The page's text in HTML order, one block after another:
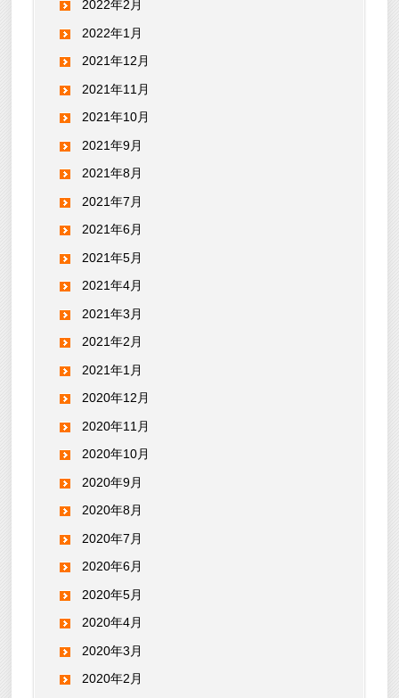
2022年2月
2022年1月
2021年12月
2021年11月
2021年10月
2021年9月
2021年8月
2021年7月
2021年6月
2021年5月
2021年4月
2021年3月
2021年2月
2021年1月
2020年12月
2020年11月
2020年10月
2020年9月
2020年8月
2020年7月
2020年6月
2020年5月
2020年4月
2020年3月
2020年2月